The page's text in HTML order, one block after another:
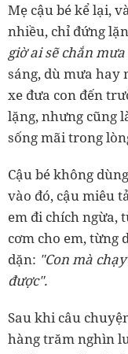
Mẹ cậu bé kể lại,
nhiều, chỉ đứng
giờ ai sẽ chắn
sáng, dù mưa hay
xe đưa con đến
lặng, nhưng cũng
sống mãi trong
Cậu bé không
vào đó, cậu miêu
em đi chích ngừa,
cơm cho em, từng
dặn: "Con mà
được".
Sau khi câu
hàng trăm nghìn